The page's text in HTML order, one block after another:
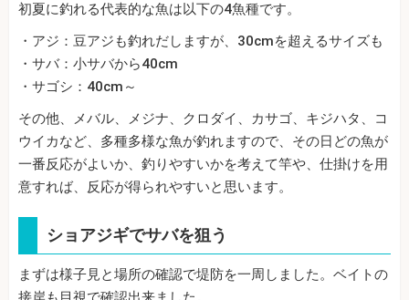
初夏に釣れる代表的な魚は以下の4魚種です。
・アジ：豆アジも釣れだしますが、30cmを超えるサイズも
・サバ：小サバから40cm
・サゴシ：40cm～
その他、メバル、メジナ、クロダイ、カサゴ、キジハタ、コ
ウイカなど、多種多様な魚が釣れますので、その日どの魚が
一番反応がよいか、釣りやすいかを考えて竿や、仕掛けを用
意すれば、反応が得られやすいと思います。
ショアジギでサバを狙う
まずは様子見と場所の確認で堤防を一周しました。ベイトの